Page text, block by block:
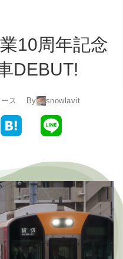
10周年記念
DEBUT!
ス By snowlavit